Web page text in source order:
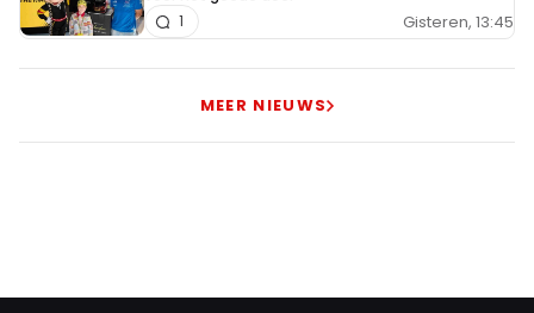
Gisteren, 13:45
1
MEER NIEUWS